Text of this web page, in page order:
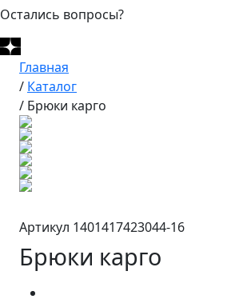
Остались вопросы?
Главная
/ Каталог
/ Брюки карго
Артикул 1401417423044-16
Брюки карго